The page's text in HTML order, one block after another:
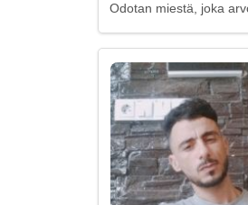
Odotan miestä, joka